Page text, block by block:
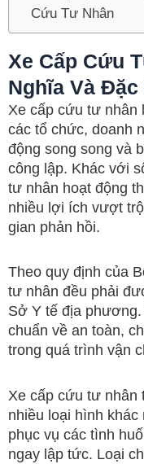
Cứu Tư Nhân
Xe Cấp Cứu
Nghĩa Và
Xe cấp cứu tư nhân
các tổ chức, doanh
động song song và
công lập. Khác với
tư nhân hoạt động
nhiều lợi ích vượt
gian phản hồi.
Theo quy định của
tư nhân đều phải
Sở Y tế địa
chuẩn về an toàn,
trong quá trình vận
Xe cấp cứu tư
nhiều loại hình
phục vụ các tình
ngay lập tức. Loại